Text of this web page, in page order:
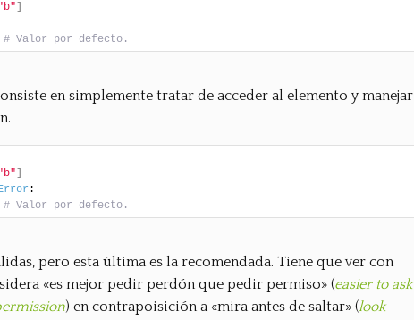
# Valor por defecto.
en simplemente tratar de acceder al elemento y manejar
:
# Valor por defecto.
pero esta última es la recomendada. Tiene que ver con
«es mejor pedir perdón que pedir permiso» (easier to ask
) en contrapoisición a «mira antes de saltar» (look